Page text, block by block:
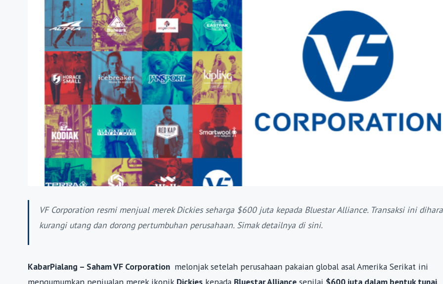
VF Corporation resmi menjual merek Dickies seharga $600 juta kepada Bluestar Alliance. Transaksi ini
kurangi utang dan dorong pertumbuhan perusahaan. Simak detailnya di sini.
KabarPialang – Saham VF Corporation melonjak setelah perusahaan pakaian global asal Amerika Serikat ini